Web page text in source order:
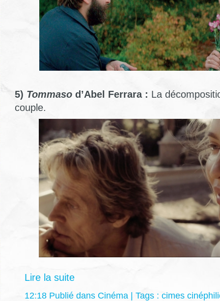
5) Tommaso d’Abel Ferrara : La
couple.
Lire la suite
12:18 Publié dans Cinéma | Tags : cimes